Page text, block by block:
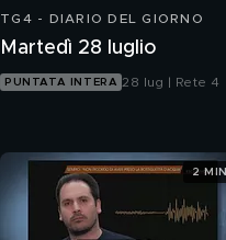
TG4 - DIARIO DEL GIORNO
Martedì 28 luglio
PUNTATA INTERA 28 lug | Rete 4
2 MIN